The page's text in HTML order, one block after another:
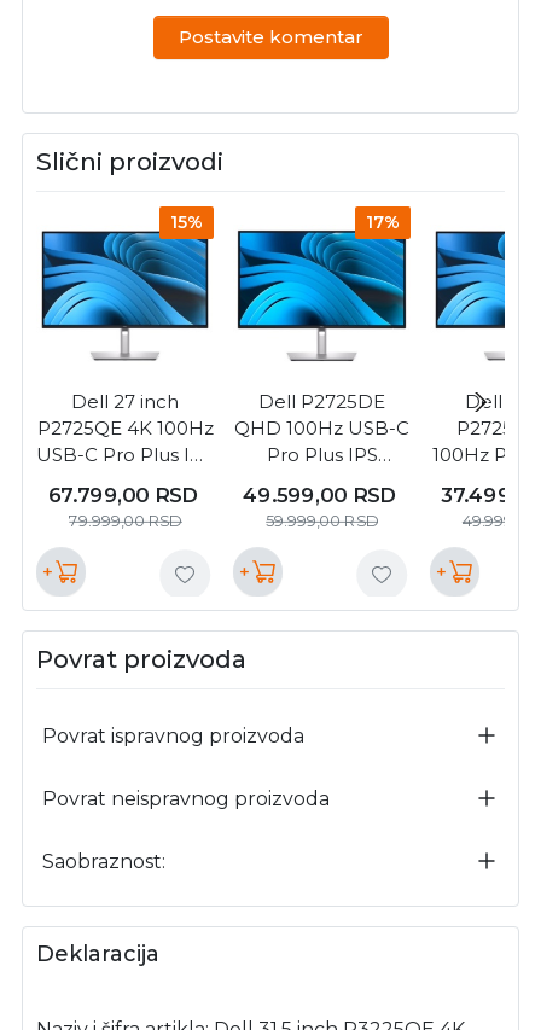
Postavite komentar
Slični proizvodi
15%
Dell 27 inch
P2725QE 4K 100Hz
USB-C Pro Plus IPS
67.799,00 RSD
79.999,00RSD
+
17%
Dell P2725DE
QHD 100Hz USB-C
Pro Plus IPS
49.599,00 RSD
59.999,00RSD
+
Dell 27
P2725D
100Hz Pro
49.999,00
+
Povrat proizvoda
Povrat ispravnog proizvoda
Povrat neispravnog proizvoda
Saobraznost:
Deklaracija